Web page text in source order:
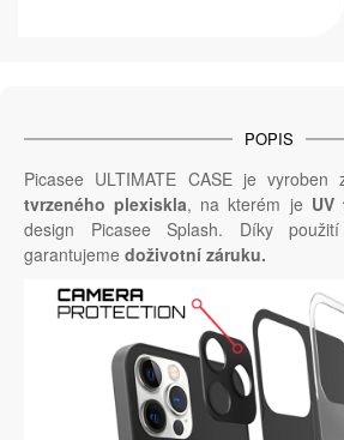
POPIS
Picasee ULTIMATE CASE je
tvrzeného plexiskla, na kterém je UV
design Picasee Splash. Díky
garantujeme doživotní záruku.